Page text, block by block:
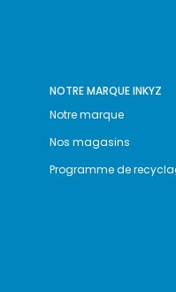
NOTRE MARQUE INKYZ
Notre marque
Nos magasins
Programme de